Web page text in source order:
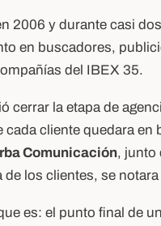
2006 y durante casi
en buscadores,
del IBEX 35.
cerrar la etapa de
cliente quedara
Comunicación, junto
de los clientes, se
es: el punto final de